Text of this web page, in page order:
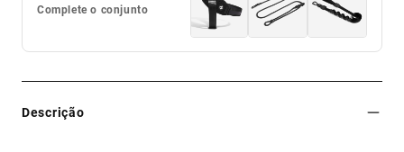
Complete o conjunto
Descrição